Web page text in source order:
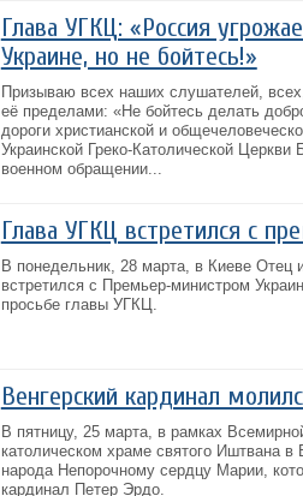
Глава УГКЦ: «Россия
Украине, но не бойтесь!»
Призываю всех наших слушателей,
её пределами: «Не бойтесь делать
дороги христианской и
Украинской Греко-Католической
военном обращении...
Глава УГКЦ встретился с
В понедельник, 28 марта, в Киеве
встретился с Премьер-министром
просьбе главы УГКЦ.
Венгерский кардинал
В пятницу, 25 марта, в рамках
католическом храме святого Иштвана
народа Непорочному сердцу Марии,
кардинал Петер Эрдо.